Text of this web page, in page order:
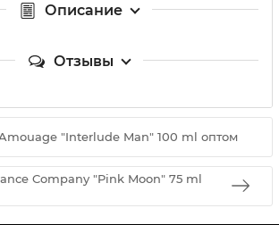
Описание
Отзывы
"Interlude Man" 100 ml оптом
Company "Pink Moon" 75 ml